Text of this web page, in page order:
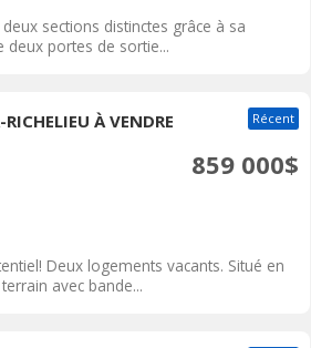
sections distinctes grâce à sa
deux portes de sortie...
À VENDRE Récent
859 000$
Deux logements vacants. Situé en
avec bande...